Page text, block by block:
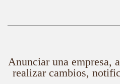
Anunciar una empresa,
realizar cambios,